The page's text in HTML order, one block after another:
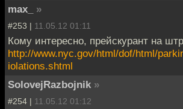
max_
»
#253 | 11.05.12 01:11
Кому интересно, прейскурант на
http://www.nyc.gov/html/dof/html/
iolations.shtml
SolovejRazbojnik »
#254 | 11.05.12 01:12